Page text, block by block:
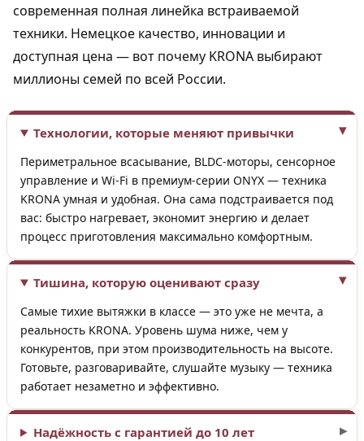
современная полная линейка встраиваемой
техники. Немецкое качество, инновации и
доступная цена — вот почему KRONA выбирают
миллионы семей по всей России.
Технологии, которые меняют привычки
Периметральное всасывание, BLDC-моторы, сенсорное
управление и Wi-Fi в премиум-серии ONYX — техника
KRONA умная и удобная. Она сама подстраивается под
вас: быстро нагревает, экономит энергию и делает
процесс приготовления максимально комфортным.
Тишина, которую оценивают сразу
Самые тихие вытяжки в классе — это уже не мечта, а
реальность KRONA. Уровень шума ниже, чем у
конкурентов, при этом производительность на высоте.
Готовьте, разговаривайте, слушайте музыку — техника
работает незаметно и эффективно.
Надёжность с гарантией до 10 лет